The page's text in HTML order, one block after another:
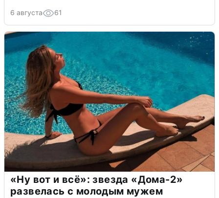
6 августа 61
«Ну вот и всё»: звезда «Дома-2»
развелась с молодым мужем